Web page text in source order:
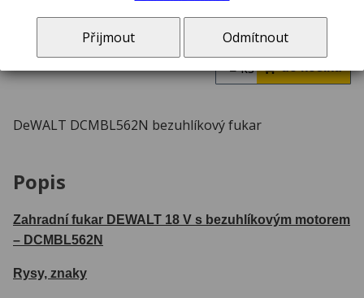
ks
DeWALT DCMBL562N bezuhlíkový fukar
Popis
Zahradní fukar DEWALT 18 V s bezuhlíkovým motorem
– DCMBL562N
Rysy, znaky
Přijmout Odmítnout